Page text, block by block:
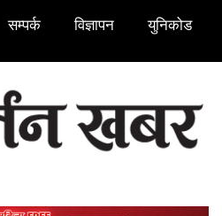
सम्पर्क विज्ञापन युनिकोड